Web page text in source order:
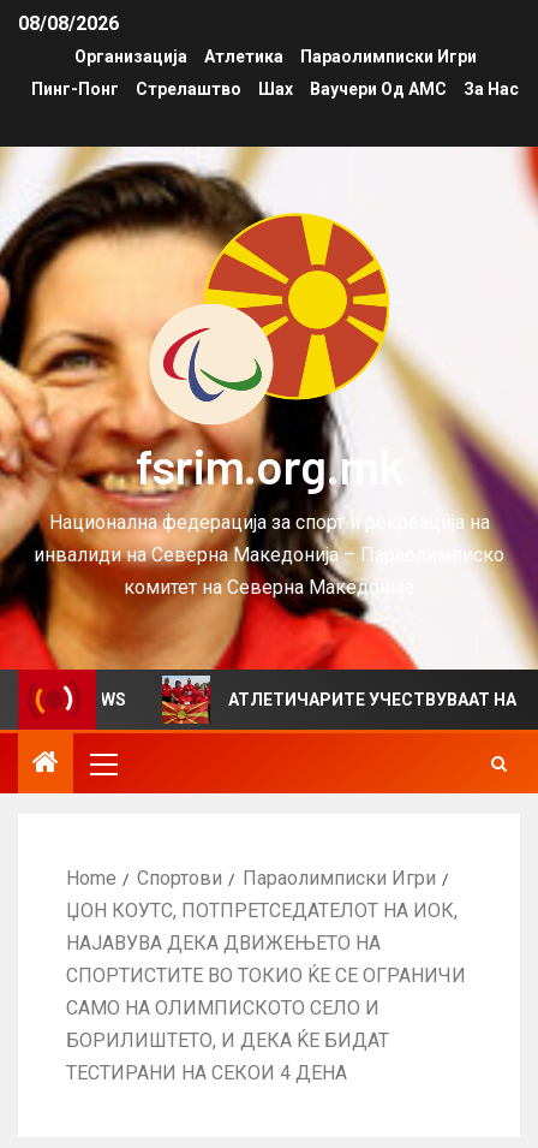
08/08/2026
Организација Атлетика
Параолимписки Игри
Пинг-Понг
Стрелаштво Шах Ваучери Од АМС За Нас
fsrim.org.mk
Национална федерација за спорт и рекреација на
инвалиди на Северна Македонија – Параолимписко
комитет на Северна Македонија
VIEWS АТЛЕТИЧАРИТЕ УЧЕСТВУВААТ НА СРБИЈА
Home Спортови
Параолимписки Игри
ЏОН КОУТС, ПОТПРЕТСЕДАТЕЛОТ НА ИОК,
НАЈАВУВА ДЕКА ДВИЖЕЊЕТО НА
СПОРТИСТИТЕ ВО ТОКИО ЌЕ СЕ ОГРАНИЧИ
САМО НА ОЛИМПИСКОТО СЕЛО И
БОРИЛИШТЕТО, И ДЕКА ЌЕ БИДАТ
ТЕСТИРАНИ НА СЕКОИ 4 ДЕНА